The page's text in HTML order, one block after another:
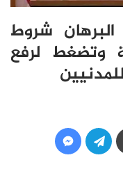
البرهان شروط
وتضغط لرفع